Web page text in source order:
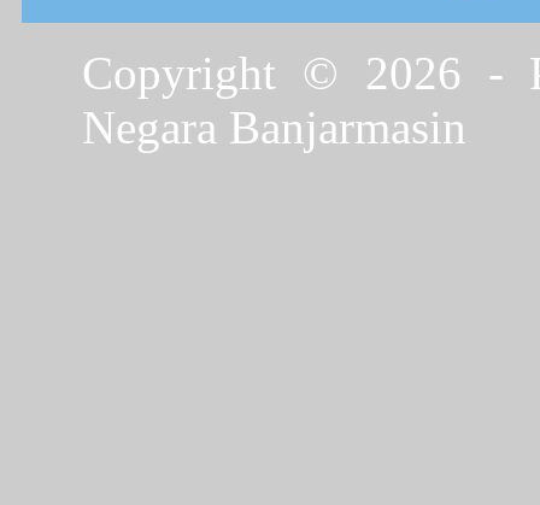
Copyright © 2026 -
Negara Banjarmasin